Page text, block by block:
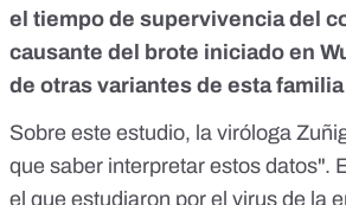
el tiempo de supervivencia del
causante del brote iniciado en
de otras variantes de esta
Sobre este estudio, la viróloga
que saber interpretar estos datos".
el que estudiaron por el virus de la